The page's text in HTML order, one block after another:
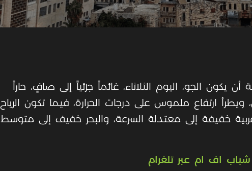
يكون الجو، اليوم الثلاثاء، غائماً جزئياً إلى صافٍ، حاراً
ارتفاع ملموس على درجات الحرارة، فيما تكون الرياح
خفيفة إلى معتدلة السرعة، والبحر خفيف إلى متوسط
شباب اف ام عبر تلغرام